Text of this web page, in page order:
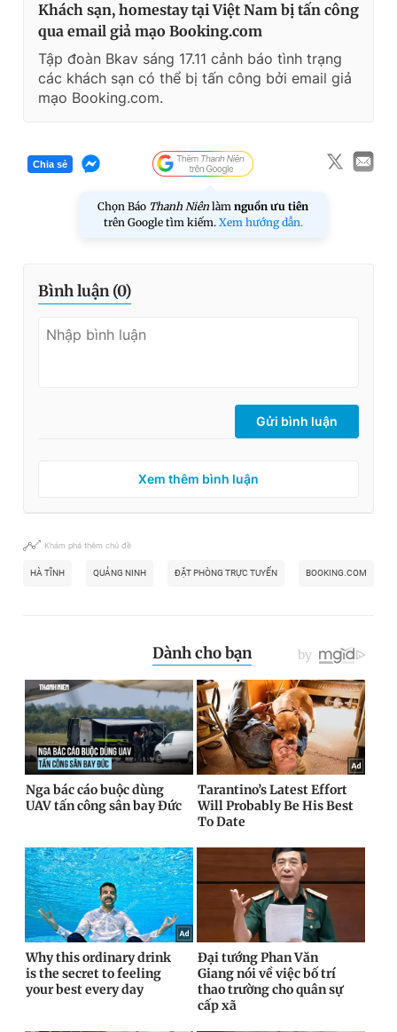
Khách sạn, homestay tại Việt Nam bị tấn công
qua email giả mạo Booking.com
Tập đoàn Bkav sáng 17.11 cảnh báo tình trạng
các khách sạn có thể bị tấn công bởi email giả
mạo Booking.com.
Chia sẻ
Chọn Báo Thanh Niên làm nguồn ưu tiên
trên Google tìm kiếm. Xem hướng dẫn.
Bình luận (0)
Gửi bình luận
Xem thêm bình luận
Khám phá thêm chủ đề
HÀ TĨNH QUẢNG NINH ĐẶT PHÒNG TRỰC TUYẾN BOOKING.COM